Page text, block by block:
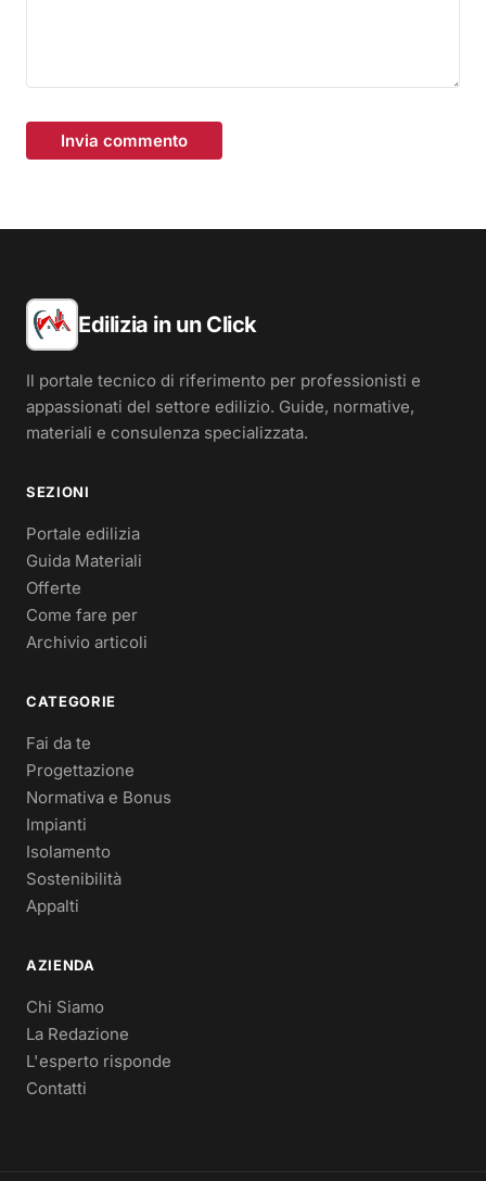
Invia commento
Edilizia in un Click
Il portale tecnico di riferimento per professionisti e
appassionati del settore edilizio. Guide, normative,
materiali e consulenza specializzata.
SEZIONI
Portale edilizia
Guida Materiali
Offerte
Come fare per
Archivio articoli
CATEGORIE
Fai da te
Progettazione
Normativa e Bonus
Impianti
Isolamento
Sostenibilità
Appalti
AZIENDA
Chi Siamo
La Redazione
L'esperto risponde
Contatti